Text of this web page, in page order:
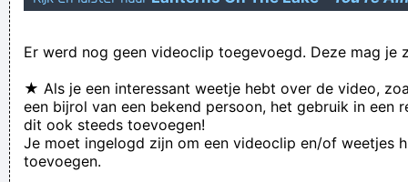
I flood forums and sites like this one with annoying messages
Er is iets Syrieus mis met de Belgische jongeren!
Verknoei je tijd op een nuttige manier!
Er werd nog geen videoclip toegevoegd. Deze mag je
★ Als je een interessant weetje hebt over de video,
een bijrol van een bekend persoon, het gebruik in een
dit ook steeds toevoegen!
Je moet ingelogd zijn om een videoclip en/of weetjes
toevoegen.